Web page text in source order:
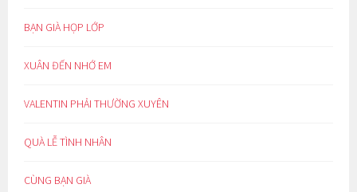
BẠN GIÀ HỌP LỚP
XUÂN ĐẾN NHỚ EM
VALENTIN PHẢI THƯỜNG XUYÊN
QUÀ LỄ TÌNH NHÂN
CÙNG BẠN GIÀ